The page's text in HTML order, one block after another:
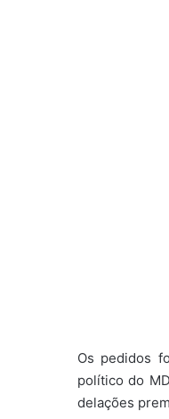
Os pedidos
político do
delações